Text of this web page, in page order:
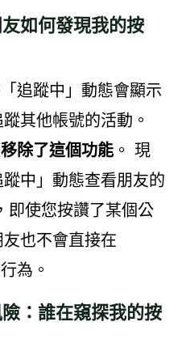
友如何發現我的按
追蹤中」動態會顯示
其他帳號的活動。
移除了這個功能。 現
中」動態查看朋友的
即使您按讚了某個公
也不會直接在
為。
：誰在窺探我的按